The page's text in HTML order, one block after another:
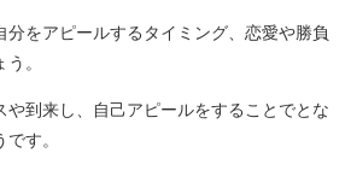
分をアピールするタイミング、恋愛や勝負
。
や到来し、自己アピールをすることでとな
す。